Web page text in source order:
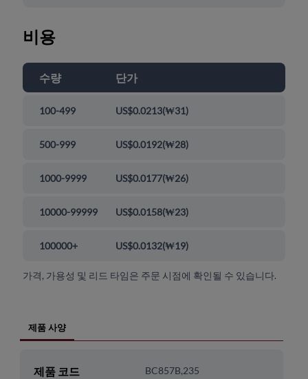
비용
수량 단가
100-499 US$0.0213(₩31)
500-999 US$0.0192(₩28)
1000-9999 US$0.0177(₩26)
10000-99999 US$0.0158(₩23)
100000+ US$0.0132(₩19)
가격, 가용성 및 리드 타임은 주문 시점에 확인될 수 있습니다.
제품 사양
제품 코드 BC857B,235